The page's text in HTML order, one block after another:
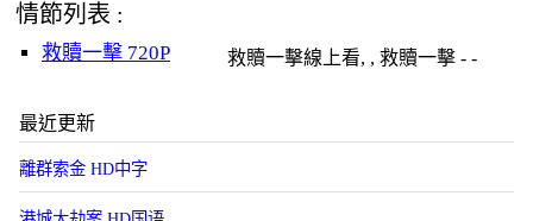
情節列表 :
救贖一擊 720P 救贖一擊線上看, , 救贖一擊 - -
最近更新
離群索金 HD中字